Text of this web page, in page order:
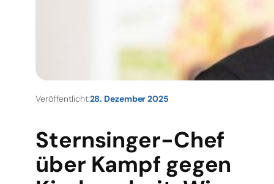
Veröffentlicht:28. Dezember 2025
Sternsinger-Chef
über Kampf gegen